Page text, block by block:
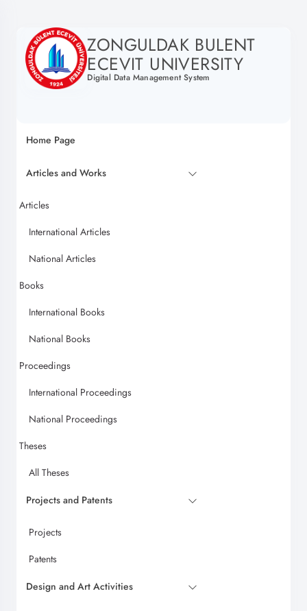
ZONGULDAK BULENT
ECEVIT UNIVERSITY
Digital Data Management System
Home Page
Articles and Works
Articles
International Articles
National Articles
Books
International Books
National Books
Proceedings
International Proceedings
National Proceedings
Theses
All Theses
Projects and Patents
Projects
Patents
Design and Art Activities